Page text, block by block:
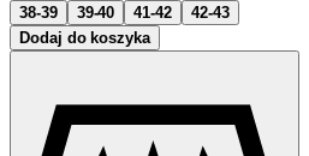
38-39 39-40 41-42
42-43
Dodaj do koszyka